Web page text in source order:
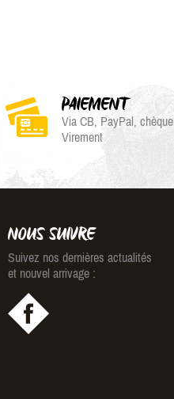
PAIEMENT
Via CB, PayPal, chèque
Virement
NOUS SUIVRE
Suivez nos dernières actualités
et nouvel arrivage :